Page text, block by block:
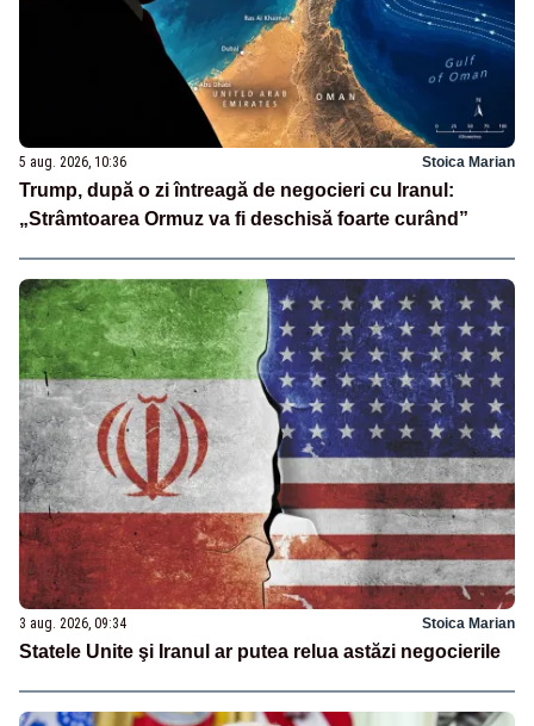
5 aug. 2026, 10:36 Stoica Marian
Trump, după o zi întreagă de negocieri cu Iranul:
„Strâmtoarea Ormuz va fi deschisă foarte curând”
3 aug. 2026, 09:34 Stoica Marian
Statele Unite şi Iranul ar putea relua astăzi negocierile